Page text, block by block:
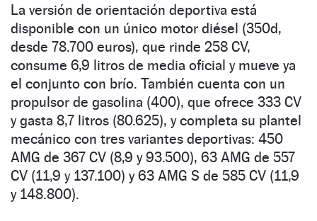
La versión de orientación deportiva está
disponible con un único motor diésel (350d,
desde 78.700 euros), que rinde 258 CV,
consume 6,9 litros de media oficial y mueve ya
el conjunto con brío. También cuenta con un
propulsor de gasolina (400), que ofrece 333 CV
y gasta 8,7 litros (80.625), y completa su plantel
mecánico con tres variantes deportivas: 450
AMG de 367 CV (8,9 y 93.500), 63 AMG de 557
CV (11,9 y 137.100) y 63 AMG S de 585 CV (11,9
y 148.800).